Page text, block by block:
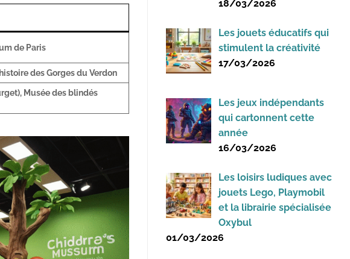
de Paris
des Gorges du Verdon
Musée des blindés
18/03/2026
Les jouets éducatifs qui
stimulent la créativité
17/03/2026
Les jeux indépendants
qui cartonnent cette
année
16/03/2026
Les loisirs ludiques avec
jouets Lego, Playmobil
et la librairie spécialisée
Oxybul
01/03/2026